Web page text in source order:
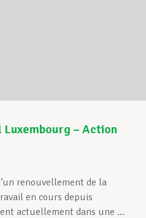
– Action
renouvellement de la
en cours depuis
actuellement dans une ...